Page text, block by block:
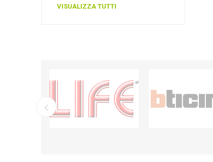
VISUALIZZA TUTTI